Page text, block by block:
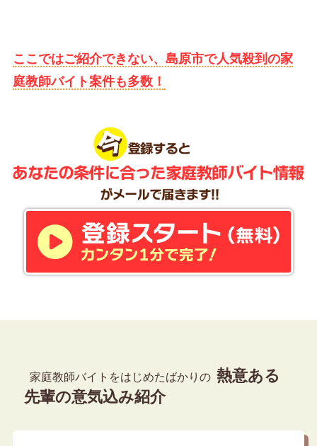
ここではご紹介できない、島原市で人気殺到の家
庭教師バイト案件も多数！
家庭教師バイトをはじめたばかりの 熱意ある
先輩の意気込み紹介